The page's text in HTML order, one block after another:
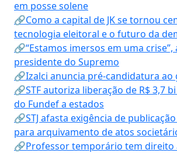
em posse solene
🔗Como a capital de JK se tornou
tecnologia eleitoral e o futuro da
🔗“Estamos imersos em uma crise”,
presidente do Supremo
🔗Izalci anuncia pré-candidatura ao
🔗STF autoriza liberação de R$ 3,7
do Fundef a estados
🔗STJ afasta exigência de
para arquivamento de atos
🔗Professor temporário tem direito